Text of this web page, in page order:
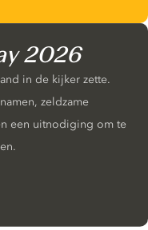
2026
in de kijker zette.
zeldzame
een uitnodiging om te